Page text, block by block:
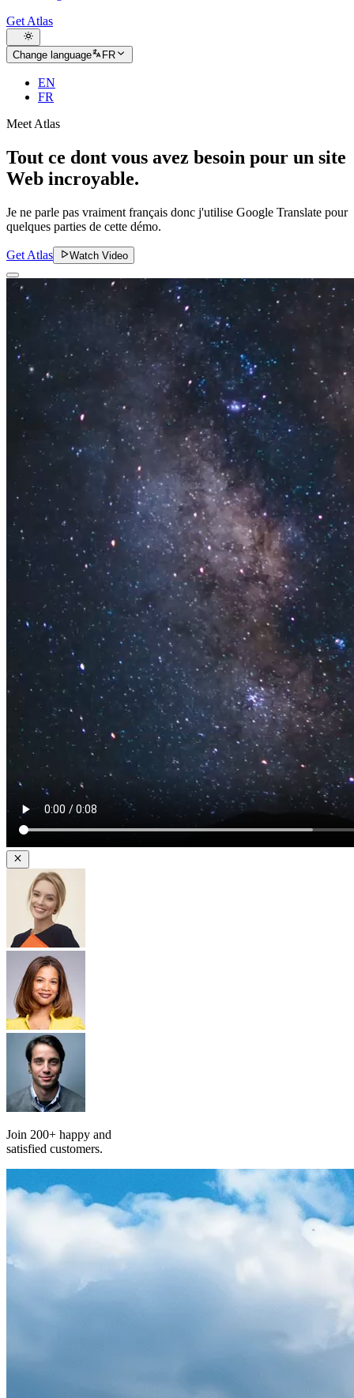
Get Atlas
Change language FR
EN
FR
Meet Atlas
Tout ce dont vous avez besoin pour un site
Web incroyable.
Je ne parle pas vraiment français donc j'utilise Google Translate pour
quelques parties de cette démo.
Get Atlas Watch Video
Join 200+ happy and
satisfied customers.